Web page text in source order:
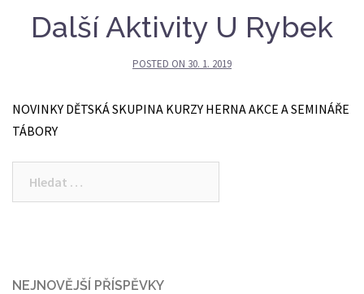
Další Aktivity U Rybek
POSTED ON 30. 1. 2019
NOVINKY DĚTSKÁ SKUPINA KURZY HERNA AKCE A SEMINÁŘE
TÁBORY
NEJNOVĚJŠÍ PŘÍSPĚVKY